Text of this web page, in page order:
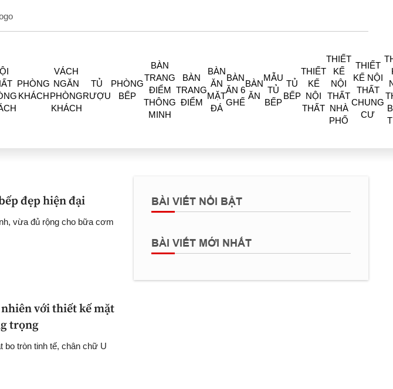
PHÒNG
KHÁCH
VÁCH
NGĂN
PHÒNG
KHÁCH
TỦ
RƯỢU
PHÒNG
BẾP
BÀN
TRANG
ĐIỂM
THÔNG
MINH
BÀN
TRANG
ĐIỂM
BÀN
ĂN
MẶT
ĐÁ
BÀN
ĂN 6
GHẾ
BÀN
ĂN
MẪU
TỦ
BẾP
TỦ
BẾP
THIẾT
KẾ
NỘI
THẤT
THIẾT
KẾ
NỘI
THẤT
NHÀ
PHỐ
THIẾT
KẾ NỘI
THẤT
CHUNG
CƯ
đẹp hiện đại
vừa đủ rộng cho bữa cơm
với thiết kế mặt
trọng
bo tròn tinh tế, chân chữ U
BÀI VIẾT NỔI BẬT
BÀI VIẾT MỚI NHẤT